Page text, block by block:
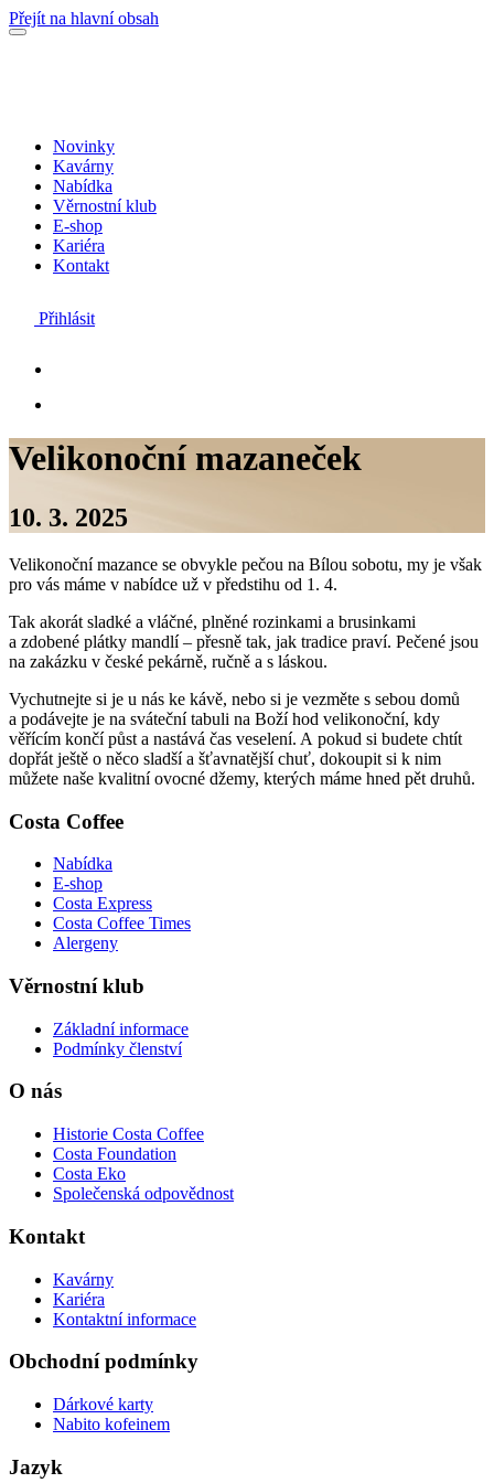
Přejít na hlavní obsah
Novinky
Kavárny
Nabídka
Věrnostní klub
E-shop
Kariéra
Kontakt
Přihlásit
Velikonoční mazaneček
10. 3. 2025
Velikonoční mazance se obvykle pečou na Bílou sobotu, my je však
pro vás máme v nabídce už v předstihu od 1. 4.
Tak akorát sladké a vláčné, plněné rozinkami a brusinkami
a zdobené plátky mandlí – přesně tak, jak tradice praví. Pečené jsou
na zakázku v české pekárně, ručně a s láskou.
Vychutnejte si je u nás ke kávě, nebo si je vezměte s sebou domů
a podávejte je na sváteční tabuli na Boží hod velikonoční, kdy
věřícím končí půst a nastává čas veselení. A pokud si budete chtít
dopřát ještě o něco sladší a šťavnatější chuť, dokoupit si k nim
můžete naše kvalitní ovocné džemy, kterých máme hned pět druhů.
Costa Coffee
Nabídka
E-shop
Costa Express
Costa Coffee Times
Alergeny
Věrnostní klub
Základní informace
Podmínky členství
O nás
Historie Costa Coffee
Costa Foundation
Costa Eko
Společenská odpovědnost
Kontakt
Kavárny
Kariéra
Kontaktní informace
Obchodní podmínky
Dárkové karty
Nabito kofeinem
Jazyk